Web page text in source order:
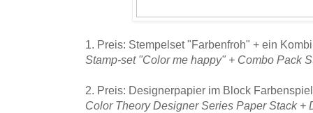
1. Preis: Stempelset "Farbenfroh" + ein
Stamp-set "Color me happy" + Combo Pack
2. Preis: Designerpapier im Block
Color Theory Designer Series Paper Stack +